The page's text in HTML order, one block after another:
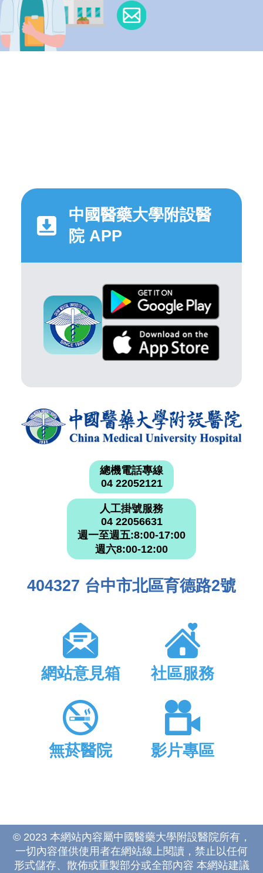
中國醫藥大學附設醫
院 APP
總機電話專線
04 22052121
人工掛號服務
04 22056631
週一至週五:8:00-17:00
週六8:00-12:00
404327 台中市北區育德路2號
網站意見箱 社區服務
無菸醫院 影片專區
© 2023 本網站內容屬中國醫藥大學附設醫院所有，
一切內容僅供使用者在網站線上閱讀，禁止以任何
形式儲存、散佈或重製部分或全部內容 本網站建議